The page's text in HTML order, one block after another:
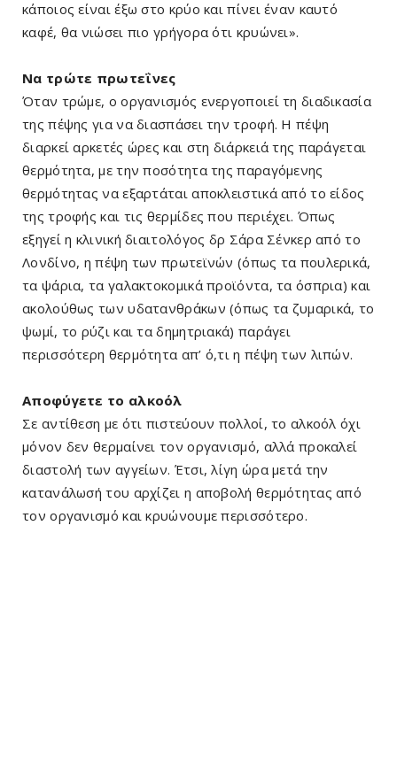
κάποιος είναι έξω στο κρύο και πίνει έναν καυτό
καφέ, θα νιώσει πιο γρήγορα ότι κρυώνει».
Να τρώτε πρωτεΐνες
Όταν τρώμε, ο οργανισμός ενεργοποιεί τη διαδικασία
της πέψης για να διασπάσει την τροφή. Η πέψη
διαρκεί αρκετές ώρες και στη διάρκειά της παράγεται
θερμότητα, με την ποσότητα της παραγόμενης
θερμότητας να εξαρτάται αποκλειστικά από το είδος
της τροφής και τις θερμίδες που περιέχει. Όπως
εξηγεί η κλινική διαιτολόγος δρ Σάρα Σένκερ από το
Λονδίνο, η πέψη των πρωτεϊνών (όπως τα πουλερικά,
τα ψάρια, τα γαλακτοκομικά προϊόντα, τα όσπρια) και
ακολούθως των υδατανθράκων (όπως τα ζυμαρικά, το
ψωμί, το ρύζι και τα δημητριακά) παράγει
περισσότερη θερμότητα απ’ ό,τι η πέψη των λιπών.
Αποφύγετε το αλκοόλ
Σε αντίθεση με ότι πιστεύουν πολλοί, το αλκοόλ όχι
μόνον δεν θερμαίνει τον οργανισμό, αλλά προκαλεί
διαστολή των αγγείων. Έτσι, λίγη ώρα μετά την
κατανάλωσή του αρχίζει η αποβολή θερμότητας από
τον οργανισμό και κρυώνουμε περισσότερο.